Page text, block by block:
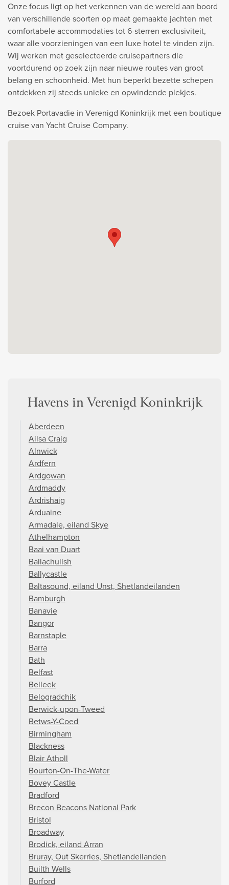
Onze focus ligt op het verkennen van de wereld aan boord
van verschillende soorten op maat gemaakte jachten met
comfortabele accommodaties tot 6-sterren exclusiviteit,
waar alle voorzieningen van een luxe hotel te vinden zijn.
Wij werken met geselecteerde cruisepartners die
voortdurend op zoek zijn naar nieuwe routes van groot
belang en schoonheid. Met hun beperkt bezette schepen
ontdekken zij steeds unieke en opwindende plekjes.
Bezoek Portavadie in Verenigd Koninkrijk met een boutique
cruise van Yacht Cruise Company.
Havens in Verenigd Koninkrijk
Aberdeen
Ailsa Craig
Alnwick
Ardfern
Ardgowan
Ardmaddy
Ardrishaig
Arduaine
Armadale, eiland Skye
Athelhampton
Baai van Duart
Ballachulish
Ballycastle
Baltasound, eiland Unst, Shetlandeilanden
Bamburgh
Banavie
Bangor
Barnstaple
Barra
Bath
Belfast
Belleek
Belogradchik
Berwick-upon-Tweed
Betws-Y-Coed
Birmingham
Blackness
Blair Atholl
Bourton-On-The-Water
Bovey Castle
Bradford
Brecon Beacons National Park
Bristol
Broadway
Brodick, eiland Arran
Bruray, Out Skerries, Shetlandeilanden
Builth Wells
Burford